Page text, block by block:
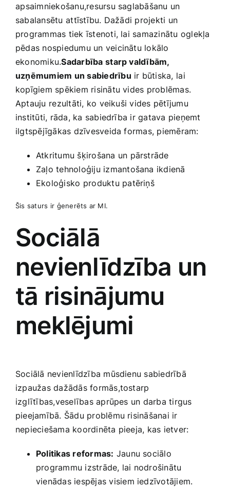
⁣apsaimniekošanu,resursu saglabāšanu un
sabalansētu⁣ attīstību. Dažādi projekti un
programmas tiek īstenoti, lai samazinātu oglekļa
pēdas nospiedumu un veicinātu lokālo
ekonomiku.Sadarbība ⁢starp valdībām,
uzņēmumiem un sabiedrību ir būtiska, ⁤lai
kopīgiem spēkiem risinātu vides problēmas.
Aptauju ⁢rezultāti, ko veikuši vides pētījumu⁣
institūti, rāda, ka sabiedrība ir gatava pieņemt
ilgtspējīgākas dzīvesveida formas, piemēram:
Atkritumu šķirošana un pārstrāde
Zaļo tehnoloģiju izmantošana ikdienā
Ekoloģisko ⁢produktu patēriņš
Šis saturs ⁣ir ģenerēts ar MI.
Sociālā
nevienlīdzība un
tā risinājumu
meklējumi
Sociālā nevienlīdzība mūsdienu sabiedrībā⁣
izpaužas dažādās formās,tostarp
izglītības,veselības aprūpes un darba tirgus
pieejamībā. Šādu problēmu risināšanai ir
nepieciešama koordinēta pieeja, kas‌ ietver:
Politikas reformas: Jaunu sociālo⁣
programmu izstrāde, lai nodrošinātu​
vienādas iespējas visiem iedzīvotājiem.